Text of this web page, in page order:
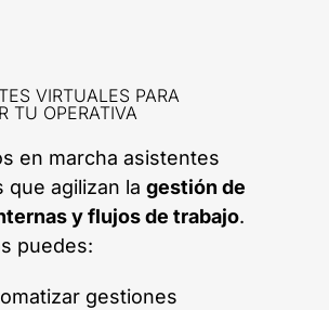
VIRTUALES PARA
TU OPERATIVA
en marcha asistentes
que agilizan la gestión de
y flujos de trabajo.
puedes:
gestiones